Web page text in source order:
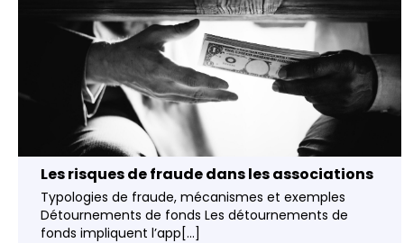
Les risques de fraude dans les associations
Typologies de fraude, mécanismes et exemples
Détournements de fonds Les détournements de
fonds impliquent l’app[...]